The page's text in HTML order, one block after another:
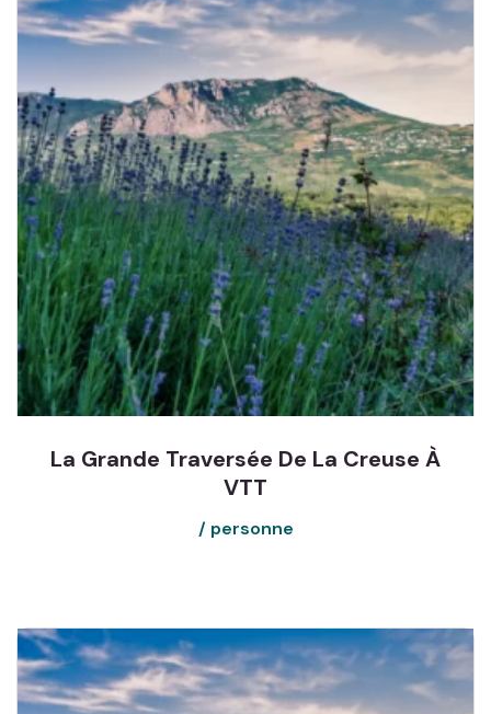
La Grande Traversée De La Creuse À
VTT